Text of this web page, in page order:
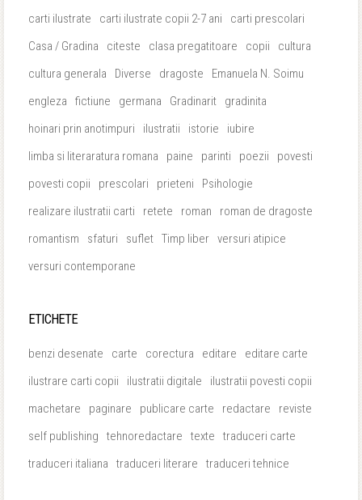
carti ilustrate
carti ilustrate copii 2-7 ani
carti prescolari
Casa / Gradina
citeste clasa pregatitoare copii
cultura
cultura generala
Diverse dragoste
Emanuela N. Soimu
engleza
fictiune germana Gradinarit
gradinita
hoinari prin anotimpuri
ilustratii istorie
iubire
limba si literaratura romana
paine parinti poezii
povesti
povesti copii
prescolari prieteni
Psihologie
realizare ilustratii carti
retete roman
roman de dragoste
romantism
sfaturi suflet Timp liber versuri atipice
versuri contemporane
ETICHETE
benzi desenate carte corectura editare
editare carte
ilustrare carti copii
ilustratii digitale
ilustratii povesti copii
machetare
paginare publicare carte redactare
reviste
self publishing
tehnoredactare texte
traduceri carte
traduceri italiana
traduceri literare traduceri tehnice